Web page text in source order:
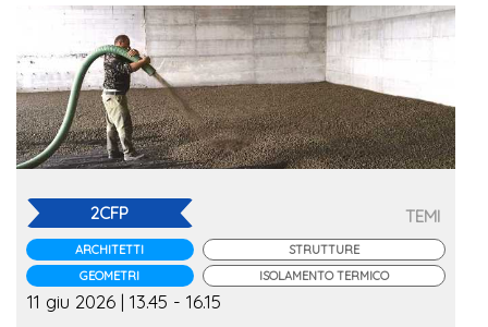
2CFP
ARCHITETTI
GEOMETRI
TEMI
STRUTTURE
ISOLAMENTO TERMICO
11 giu 2026 | 13.45 - 16.15